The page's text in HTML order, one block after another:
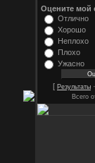
Оцените мой
Отлично
Хорошо
Неплохо
Плохо
Ужасно
[ Результаты ·
Всего